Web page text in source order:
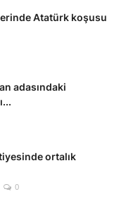
Atatürk koşusu
adasındaki
ortalık
0